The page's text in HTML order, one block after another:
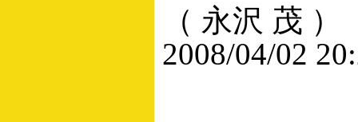
（ 永沢 茂 ）
2008/04/02